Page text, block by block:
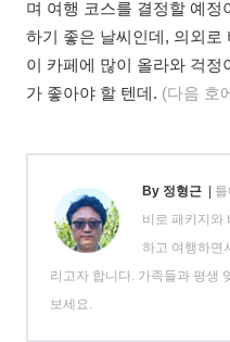
며 여행 코스를 결정할 예정
하기 좋은 날씨인데, 의외로
이 카페에 많이 올라와 걱정
가 좋아야 할 텐데. (다음 호
By 정형근 |
비로 패키지와
하고 여행하면
리고자 합니다. 가족들과 평생
보세요.